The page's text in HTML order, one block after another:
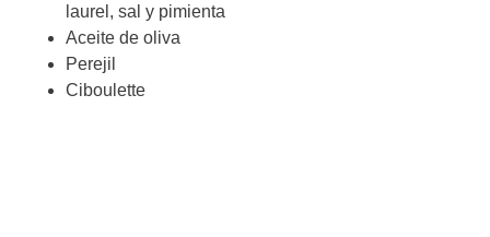
laurel, sal y pimienta
Aceite de oliva
Perejil
Ciboulette